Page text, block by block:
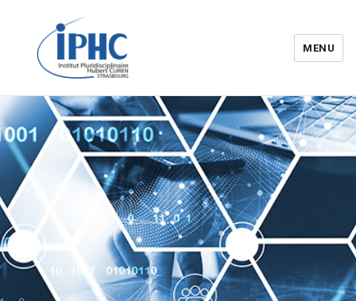
Institut pluridisciplinaire Hubert
Curien – IPHC
MENU